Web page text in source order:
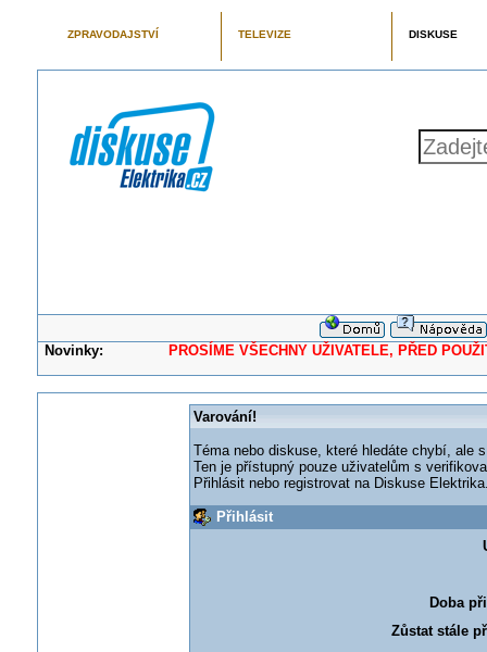
ZPRAVODAJSTVÍ TELEVIZE DISKUSE
Novinky: PROSÍME VŠECHNY UŽIVATELE, PŘED
Varování!
Téma nebo diskuse, které hledáte chybí, ale
Ten je přístupný pouze uživatelům s
Přihlásit nebo registrovat na Diskuse
Přihlásit
Doba
Zůstat stále